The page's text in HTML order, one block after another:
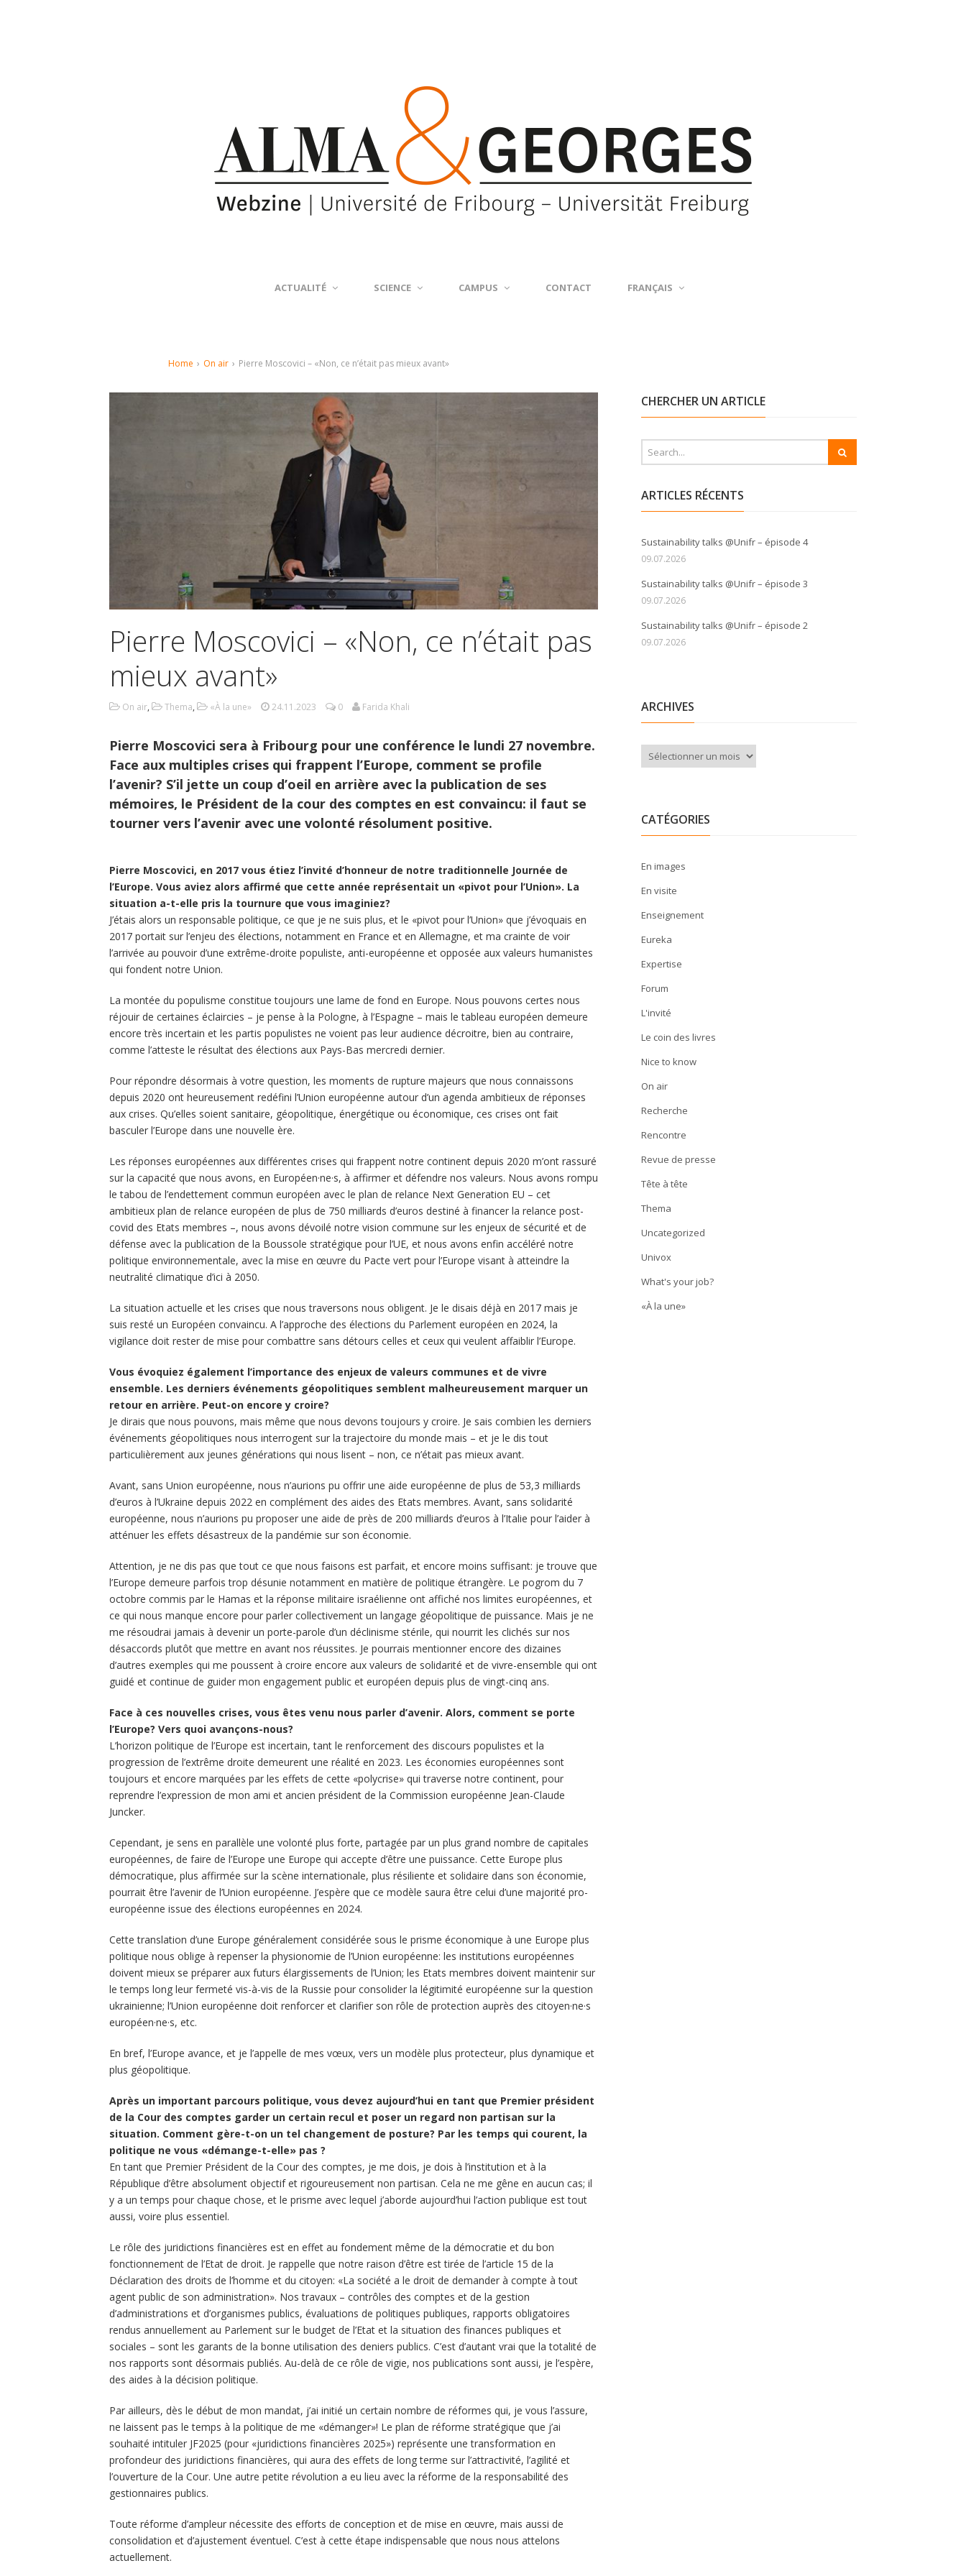
ACTUALITÉ SCIENCE CAMPUS CONTACT FRANÇAIS
Home › On air › Pierre Moscovici – «Non, ce n’était pas mieux avant»
Pierre Moscovici – «Non, ce n’était pas
mieux avant»
On air, Thema, «À la une» 24.11.2023 0 Farida Khali
Pierre Moscovici sera à Fribourg pour une conférence le lundi 27 novembre.
Face aux multiples crises qui frappent l’Europe, comment se profile
l’avenir? S’il jette un coup d’oeil en arrière avec la publication de ses
mémoires, le Président de la cour des comptes en est convaincu: il faut se
tourner vers l’avenir avec une volonté résolument positive.
Pierre Moscovici, en 2017 vous étiez l’invité d’honneur de notre traditionnelle Journée de
l’Europe. Vous aviez alors affirmé que cette année représentait un «pivot pour l’Union». La
situation a-t-elle pris la tournure que vous imaginiez?
J’étais alors un responsable politique, ce que je ne suis plus, et le «pivot pour l’Union» que j’évoquais en
2017 portait sur l’enjeu des élections, notamment en France et en Allemagne, et ma crainte de voir
l’arrivée au pouvoir d’une extrême-droite populiste, anti-européenne et opposée aux valeurs humanistes
qui fondent notre Union.
La montée du populisme constitue toujours une lame de fond en Europe. Nous pouvons certes nous
réjouir de certaines éclaircies – je pense à la Pologne, à l’Espagne – mais le tableau européen demeure
encore très incertain et les partis populistes ne voient pas leur audience décroitre, bien au contraire,
comme l’atteste le résultat des élections aux Pays-Bas mercredi dernier.
Pour répondre désormais à votre question, les moments de rupture majeurs que nous connaissons
depuis 2020 ont heureusement redéfini l’Union européenne autour d’un agenda ambitieux de réponses
aux crises. Qu’elles soient sanitaire, géopolitique, énergétique ou économique, ces crises ont fait
basculer l’Europe dans une nouvelle ère.
Les réponses européennes aux différentes crises qui frappent notre continent depuis 2020 m’ont rassuré
sur la capacité que nous avons, en Européen·ne·s, à affirmer et défendre nos valeurs. Nous avons rompu
le tabou de l’endettement commun européen avec le plan de relance Next Generation EU – cet
ambitieux plan de relance européen de plus de 750 milliards d’euros destiné à financer la relance post-
covid des Etats membres –, nous avons dévoilé notre vision commune sur les enjeux de sécurité et de
défense avec la publication de la Boussole stratégique pour l’UE, et nous avons enfin accéléré notre
politique environnementale, avec la mise en œuvre du Pacte vert pour l’Europe visant à atteindre la
neutralité climatique d’ici à 2050.
La situation actuelle et les crises que nous traversons nous obligent. Je le disais déjà en 2017 mais je
suis resté un Européen convaincu. A l’approche des élections du Parlement européen en 2024, la
vigilance doit rester de mise pour combattre sans détours celles et ceux qui veulent affaiblir l’Europe.
Vous évoquiez également l’importance des enjeux de valeurs communes et de vivre
ensemble. Les derniers événements géopolitiques semblent malheureusement marquer un
retour en arrière. Peut-on encore y croire?
Je dirais que nous pouvons, mais même que nous devons toujours y croire. Je sais combien les derniers
événements géopolitiques nous interrogent sur la trajectoire du monde mais – et je le dis tout
particulièrement aux jeunes générations qui nous lisent – non, ce n’était pas mieux avant.
Avant, sans Union européenne, nous n’aurions pu offrir une aide européenne de plus de 53,3 milliards
d’euros à l’Ukraine depuis 2022 en complément des aides des Etats membres. Avant, sans solidarité
européenne, nous n’aurions pu proposer une aide de près de 200 milliards d’euros à l’Italie pour l’aider à
atténuer les effets désastreux de la pandémie sur son économie.
Attention, je ne dis pas que tout ce que nous faisons est parfait, et encore moins suffisant: je trouve que
l’Europe demeure parfois trop désunie notamment en matière de politique étrangère. Le pogrom du 7
octobre commis par le Hamas et la réponse militaire israélienne ont affiché nos limites européennes, et
ce qui nous manque encore pour parler collectivement un langage géopolitique de puissance. Mais je ne
me résoudrai jamais à devenir un porte-parole d’un déclinisme stérile, qui nourrit les clichés sur nos
désaccords plutôt que mettre en avant nos réussites. Je pourrais mentionner encore des dizaines
d’autres exemples qui me poussent à croire encore aux valeurs de solidarité et de vivre-ensemble qui ont
guidé et continue de guider mon engagement public et européen depuis plus de vingt-cinq ans.
Face à ces nouvelles crises, vous êtes venu nous parler d’avenir. Alors, comment se porte
l’Europe? Vers quoi avançons-nous?
L’horizon politique de l’Europe est incertain, tant le renforcement des discours populistes et la
progression de l’extrême droite demeurent une réalité en 2023. Les économies européennes sont
toujours et encore marquées par les effets de cette «polycrise» qui traverse notre continent, pour
reprendre l’expression de mon ami et ancien président de la Commission européenne Jean-Claude
Juncker.
Cependant, je sens en parallèle une volonté plus forte, partagée par un plus grand nombre de capitales
européennes, de faire de l’Europe une Europe qui accepte d’être une puissance. Cette Europe plus
démocratique, plus affirmée sur la scène internationale, plus résiliente et solidaire dans son économie,
pourrait être l’avenir de l’Union européenne. J’espère que ce modèle saura être celui d’une majorité pro-
européenne issue des élections européennes en 2024.
Cette translation d’une Europe généralement considérée sous le prisme économique à une Europe plus
politique nous oblige à repenser la physionomie de l’Union européenne: les institutions européennes
doivent mieux se préparer aux futurs élargissements de l’Union; les Etats membres doivent maintenir sur
le temps long leur fermeté vis-à-vis de la Russie pour consolider la légitimité européenne sur la question
ukrainienne; l’Union européenne doit renforcer et clarifier son rôle de protection auprès des citoyen·ne·s
européen·ne·s, etc.
En bref, l’Europe avance, et je l’appelle de mes vœux, vers un modèle plus protecteur, plus dynamique et
plus géopolitique.
Après un important parcours politique, vous devez aujourd’hui en tant que Premier président
de la Cour des comptes garder un certain recul et poser un regard non partisan sur la
situation. Comment gère-t-on un tel changement de posture? Par les temps qui courent, la
politique ne vous «démange-t-elle» pas ?
En tant que Premier Président de la Cour des comptes, je me dois, je dois à l’institution et à la
République d’être absolument objectif et rigoureusement non partisan. Cela ne me gêne en aucun cas; il
y a un temps pour chaque chose, et le prisme avec lequel j’aborde aujourd’hui l’action publique est tout
aussi, voire plus essentiel.
Le rôle des juridictions financières est en effet au fondement même de la démocratie et du bon
fonctionnement de l’Etat de droit. Je rappelle que notre raison d’être est tirée de l’article 15 de la
Déclaration des droits de l’homme et du citoyen: «La société a le droit de demander à compte à tout
agent public de son administration». Nos travaux – contrôles des comptes et de la gestion
d’administrations et d’organismes publics, évaluations de politiques publiques, rapports obligatoires
rendus annuellement au Parlement sur le budget de l’Etat et la situation des finances publiques et
sociales – sont les garants de la bonne utilisation des deniers publics. C’est d’autant vrai que la totalité de
nos rapports sont désormais publiés. Au-delà de ce rôle de vigie, nos publications sont aussi, je l’espère,
des aides à la décision politique.
Par ailleurs, dès le début de mon mandat, j’ai initié un certain nombre de réformes qui, je vous l’assure,
ne laissent pas le temps à la politique de me «démanger»! Le plan de réforme stratégique que j’ai
souhaité intituler JF2025 (pour «juridictions financières 2025») représente une transformation en
profondeur des juridictions financières, qui aura des effets de long terme sur l’attractivité, l’agilité et
l’ouverture de la Cour. Une autre petite révolution a eu lieu avec la réforme de la responsabilité des
gestionnaires publics.
Toute réforme d’ampleur nécessite des efforts de conception et de mise en œuvre, mais aussi de
consolidation et d’ajustement éventuel. C’est à cette étape indispensable que nous nous attelons
actuellement.
CHERCHER UN ARTICLE
ARTICLES RÉCENTS
Sustainability talks @Unifr – épisode 4
09.07.2026
Sustainability talks @Unifr – épisode 3
09.07.2026
Sustainability talks @Unifr – épisode 2
09.07.2026
ARCHIVES
Archives
CATÉGORIES
En images
En visite
Enseignement
Eureka
Expertise
Forum
L'invité
Le coin des livres
Nice to know
On air
Recherche
Rencontre
Revue de presse
Tête à tête
Thema
Uncategorized
Univox
What's your job?
«À la une»